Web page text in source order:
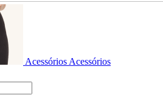
Acessórios Acessórios